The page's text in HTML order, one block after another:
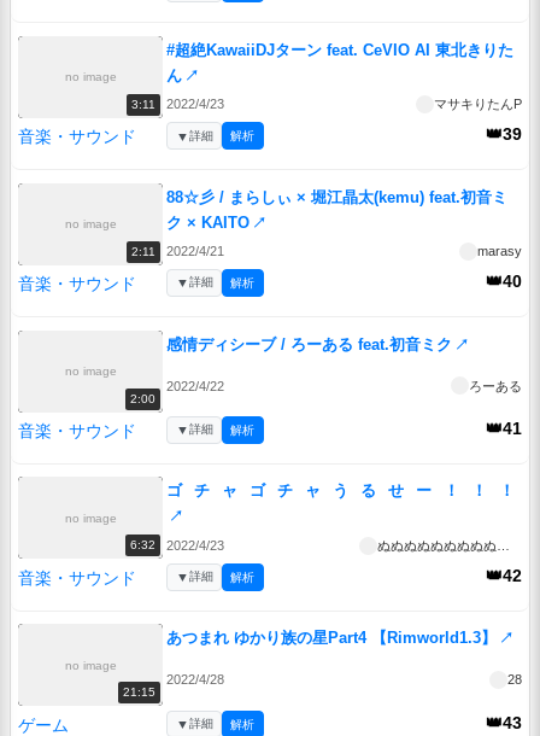
no image
3:11
#超絶KawaiiDJターン feat. CeVIO AI 東北きりた
ん ↗
2022/4/23 マサキりたんP
音楽・サウンド 👑39
▼詳細 解析
no image
2:11
88☆彡 / まらしぃ × 堀江晶太(kemu) feat.初音ミ
ク × KAITO ↗
2022/4/21 marasy
音楽・サウンド 👑40
▼詳細 解析
no image
2:00
感情ディシーブ / ろーある feat.初音ミク ↗
2022/4/22 ろーある
音楽・サウンド 👑41
▼詳細 解析
no image
6:32
ゴ⠀チ⠀ャ⠀ゴ⠀チ⠀ャ⠀う⠀る⠀せ⠀ー⠀！⠀！⠀！
↗
2022/4/23
音楽・サウンド 👑42
▼詳細 解析
no image
21:15
あつまれ ゆかり族の星Part4 【Rimworld1.3】 ↗
2022/4/28 28
ゲーム 👑43
▼詳細 解析